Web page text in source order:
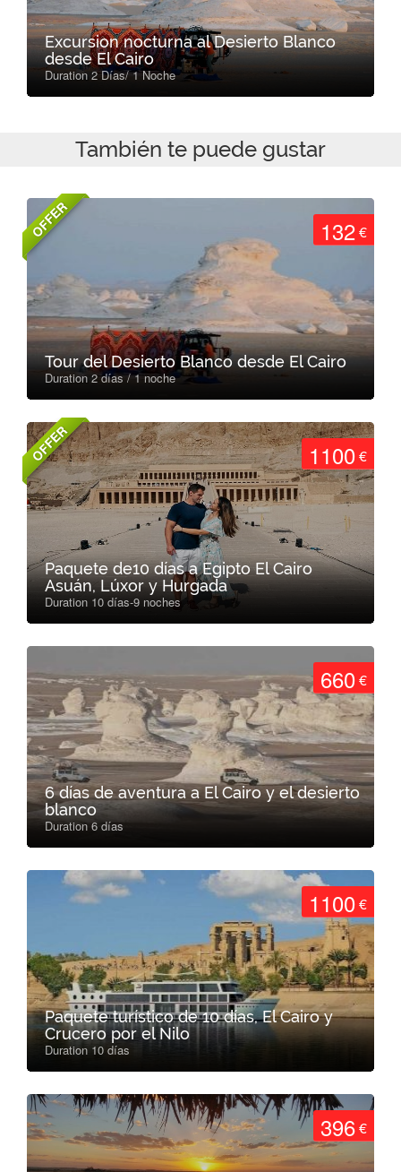
Excursion nocturna al Desierto Blanco
desde El Cairo
Duration 2 Días/ 1 Noche
También te puede gustar
OFFER 132€
Tour del Desierto Blanco desde El Cairo
Duration 2 días / 1 noche
OFFER 1100€
Paquete de10 días a Egipto El Cairo
Asuán, Lúxor y Hurgada
Duration 10 días-9 noches
660€
6 días de aventura a El Cairo y el desierto
blanco
Duration 6 días
1100€
Paquete turístico de 10 días, El Cairo y
Crucero por el Nilo
Duration 10 días
396€